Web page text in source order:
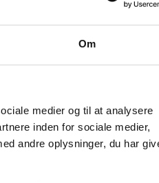
Om
medier og til at analysere
inden for sociale medier,
andre oplysninger, du har
/ armstole med tremmeryg, en af
1900-tallets midte. remstår med